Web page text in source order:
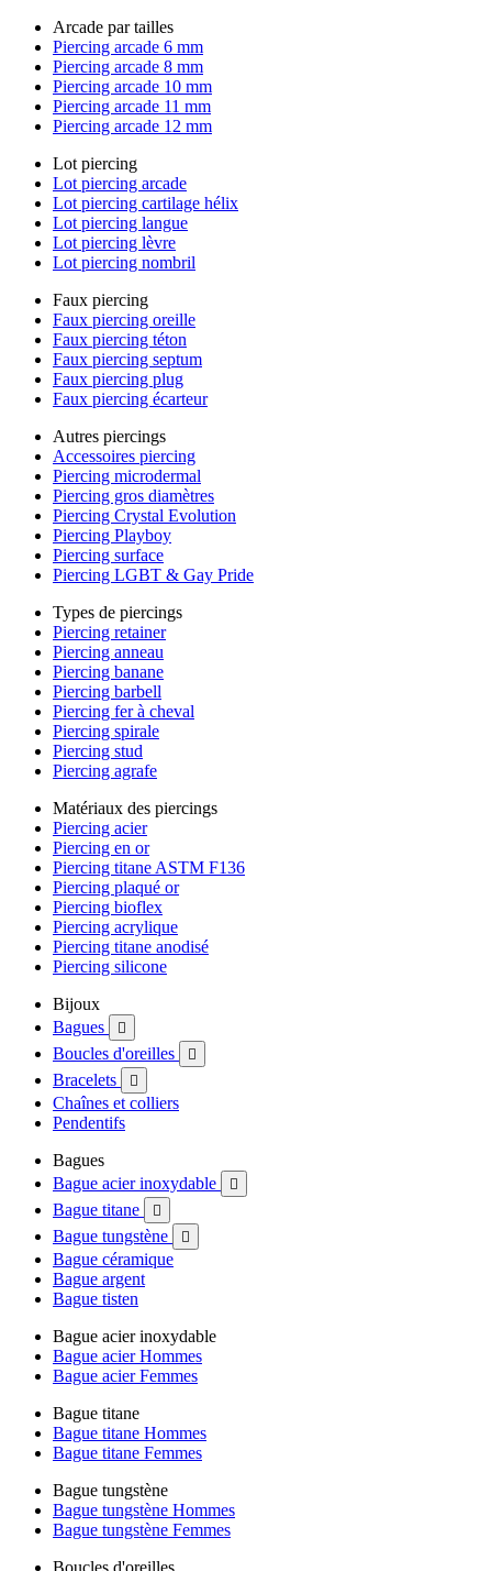
Arcade par tailles
Piercing arcade 6 mm
Piercing arcade 8 mm
Piercing arcade 10 mm
Piercing arcade 11 mm
Piercing arcade 12 mm
Lot piercing
Lot piercing arcade
Lot piercing cartilage hélix
Lot piercing langue
Lot piercing lèvre
Lot piercing nombril
Faux piercing
Faux piercing oreille
Faux piercing téton
Faux piercing septum
Faux piercing plug
Faux piercing écarteur
Autres piercings
Accessoires piercing
Piercing microdermal
Piercing gros diamètres
Piercing Crystal Evolution
Piercing Playboy
Piercing surface
Piercing LGBT & Gay Pride
Types de piercings
Piercing retainer
Piercing anneau
Piercing banane
Piercing barbell
Piercing fer à cheval
Piercing spirale
Piercing stud
Piercing agrafe
Matériaux des piercings
Piercing acier
Piercing en or
Piercing titane ASTM F136
Piercing plaqué or
Piercing bioflex
Piercing acrylique
Piercing titane anodisé
Piercing silicone
Bijoux
Bagues

Boucles d'oreilles 
Bracelets 
Chaînes et colliers
Pendentifs
Bagues
Bague acier inoxydable

Bague titane 
Bague tungstène 
Bague céramique
Bague argent
Bague tisten
Bague acier inoxydable
Bague acier Hommes
Bague acier Femmes
Bague titane
Bague titane Hommes
Bague titane Femmes
Bague tungstène
Bague tungstène Hommes
Bague tungstène Femmes
Boucles d'oreilles